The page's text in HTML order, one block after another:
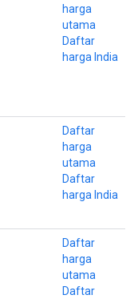
harga
utama
Daftar
harga India
Daftar
harga
utama
Daftar
harga India
Daftar
harga
utama
Daftar